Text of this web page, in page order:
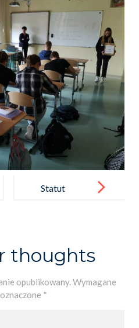
Statut
thoughts
opublikowany.Wymagane
*